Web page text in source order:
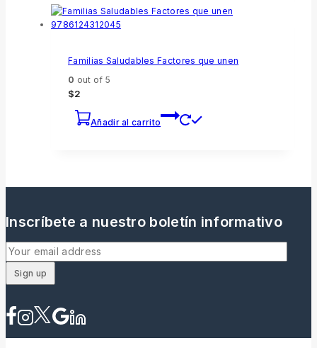
Familias Saludables Factores que unen
0 out of 5
$2
Añadir al carrito
Inscríbete a nuestro boletín informativo